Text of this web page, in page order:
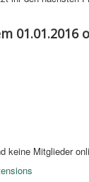
01.01.2016
keine Mitglieder